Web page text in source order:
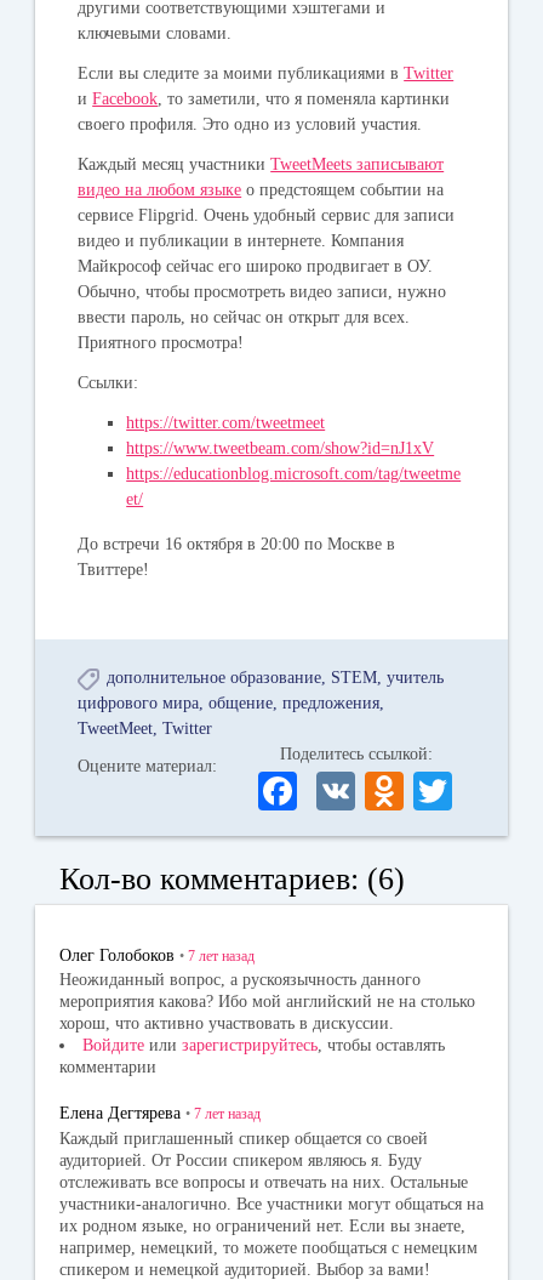
другими соответствующими хэштегами и
ключевыми словами.
Если вы следите за моими публикациями вTwitter
иFacebook , то заметили, что я поменяла картинки
своего профиля. Это одно из условий участия.
Каждый месяц участникиTweetMeets записывают
видео на любом языке о предстоящем событии на
сервисе Flipgrid. Очень удобный сервис для записи
видео и публикации в интернете. Компания
Майкрософ сейчас его широко продвигает в ОУ.
Обычно, чтобы просмотреть видео записи, нужно
ввести пароль, но сейчас он открыт для всех.
Приятного просмотра!
Ссылки:
https://twitter.com/tweetmeet
https://www.tweetbeam.com/show?id=nJ1xV
https://educationblog.microsoft.com/tag/tweetme
et/
До встречи 16 октября в 20:00 по Москве в
Твиттере!
дополнительное образование STEM учитель
цифрового мира общение предложения
TweetMeet Twitter
Оцените материал:
Поделитесь ссылкой:
Fa
ce
bo
ok
V
K
O
dn
la
ni
ki
wi
r
Кол-во комментариев: (6)
Олег Голобоков • 7 лет назад
Неожиданный вопрос, а рускоязычность данного
мероприятия какова? Ибо мой английский не на столько
хорош, что активно участвовать в дискуссии.
Войдите или зарегистрируйтесь, чтобы оставлять
комментарии
Елена Дегтярева • 7 лет назад
Каждый приглашенный спикер общается со своей
аудиторией. От России спикером являюсь я. Буду
отслеживать все вопросы и отвечать на них. Остальные
участники-аналогично. Все участники могут общаться на
их родном языке, но ограничений нет. Если вы знаете,
например, немецкий, то можете пообщаться с немецким
спикером и немецкой аудиторией. Выбор за вами!